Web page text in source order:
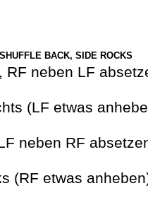
BACK, SIDE ROCKS
RF neben LF
(LF etwas
neben RF
(RF etwas